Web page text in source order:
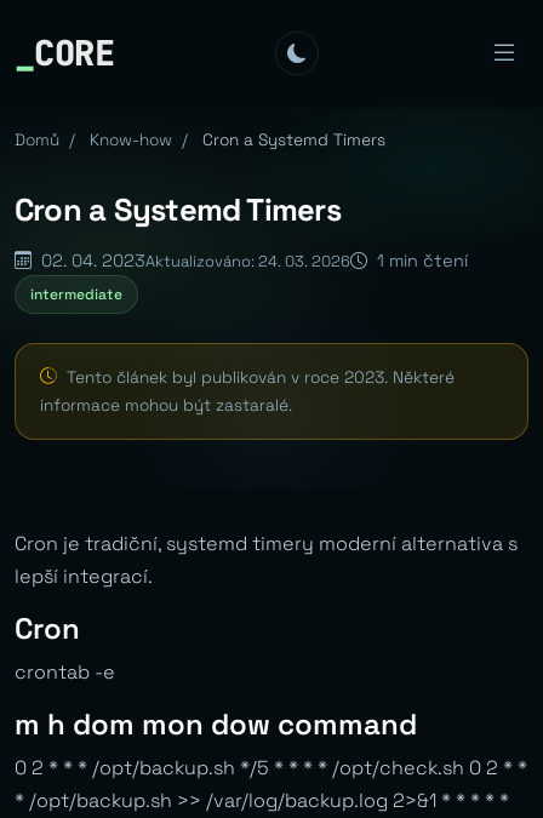
_CORE
Domů / Know-how / Cron a Systemd Timers
Cron a Systemd Timers
02. 04. 2023Aktualizováno: 24. 03. 2026 1 min čtení
intermediate
Tento článek byl publikován v roce 2023. Některé
informace mohou být zastaralé.
Cron je tradiční, systemd timery moderní alternativa s
lepší integrací.
Cron
crontab -e
m h dom mon dow command
0 2 * * * /opt/backup.sh */5 * * * * /opt/check.sh 0 2 * *
* /opt/backup.sh >> /var/log/backup.log 2>&1 * * * * *